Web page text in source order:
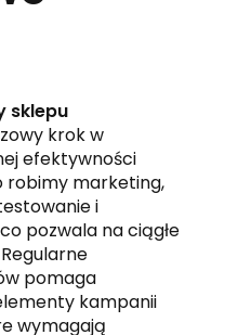
sklepu
krok w
efektywności
robimy marketing,
i
pozwala na ciągłe
pomaga
kampanii
wymagają